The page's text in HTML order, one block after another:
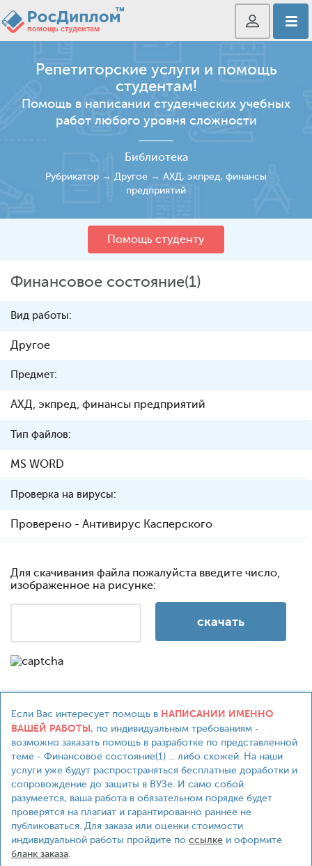
Репетиторские услуги и помощь
студентам!
Помощь в написании студенческих учебных
работ любого уровня сложности
Библиотека
Рубрикатор → Другое → АХД, экпред, финансы
предприятий
Помощь студенту
Финансовое состояние(1)
Вид работы:
Другое
Предмет:
АХД, экпред, финансы предприятий
Тип файлов:
MS WORD
Проверка на вирусы:
Проверено - Антивирус Касперского
Для скачивания файла пожалуйста введите число,
изображенное на рисунке:
Если Вас интересует помощь в НАПИСАНИИ ИМЕННО
ВАШЕЙ РАБОТЫ, по индивидуальным требованиям -
возможно заказать помощь в разработке по представленной
теме - Финансовое состояние(1) ... либо схожей. На наши
услуги уже будут распространяться бесплатные доработки и
сопровождение до защиты в ВУЗе. И само собой
разумеется, ваша работа в обязательном порядке будет
проверятся на плагиат и гарантированно раннее не
публиковаться. Для заказа или оценки стоимости
индивидуальной работы пройдите по ссылке и оформите
бланк заказа